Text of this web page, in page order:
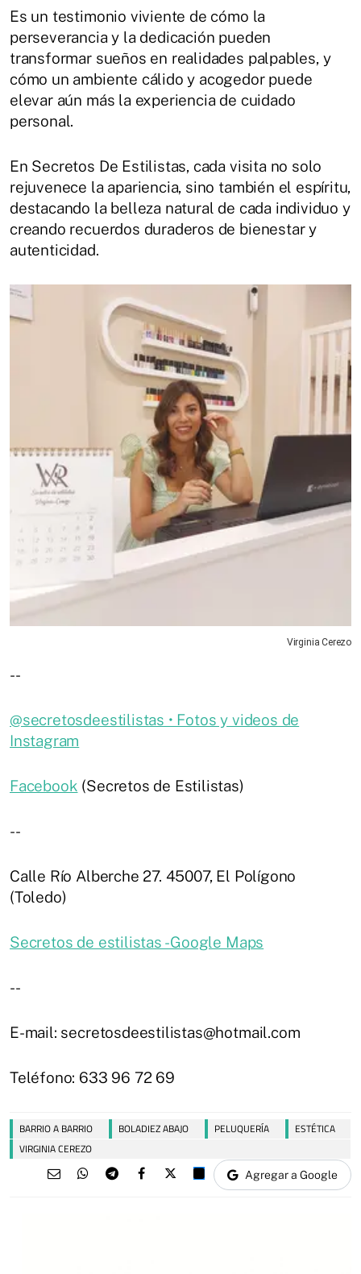
Es un testimonio viviente de cómo la
perseverancia y la dedicación pueden
transformar sueños en realidades palpables, y
cómo un ambiente cálido y acogedor puede
elevar aún más la experiencia de cuidado
personal.
En Secretos De Estilistas, cada visita no solo
rejuvenece la apariencia, sino también el espíritu,
destacando la belleza natural de cada individuo y
creando recuerdos duraderos de bienestar y
autenticidad.
Virginia Cerezo
--
@secretosdeestilistas • Fotos y videos de
Instagram
Facebook (Secretos de Estilistas)
--
Calle Río Alberche 27. 45007, El Polígono
(Toledo)
Secretos de estilistas - Google Maps
--
E-mail: secretosdeestilistas@hotmail.com
Teléfono: 633 96 72 69
BARRIO A BARRIO BOLADIEZ ABAJO PELUQUERÍA
ESTÉTICA
VIRGINIA CEREZO
Agregar a Google